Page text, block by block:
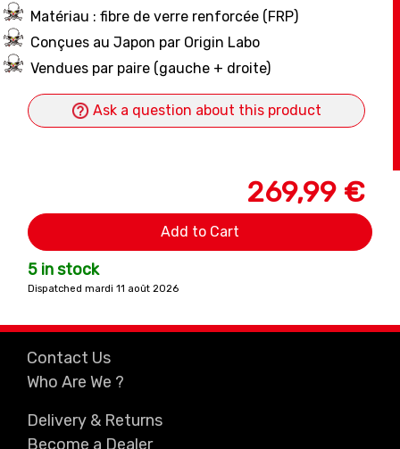
Matériau : fibre de verre renforcée (FRP)
Conçues au Japon par Origin Labo
Vendues par paire (gauche + droite)
Ask a question about this product
269,99 €
Add to Cart
5 in stock
Dispatched mardi 11 août 2026
Contact Us
Who Are We ?
Delivery & Returns
Become a Dealer